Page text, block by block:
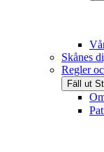
Skånes
Regler
Fäll ut